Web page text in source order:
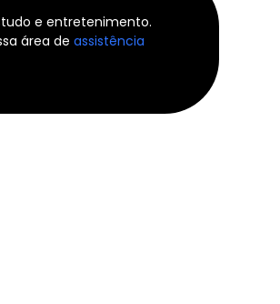
e entretenimento.
área de assistência